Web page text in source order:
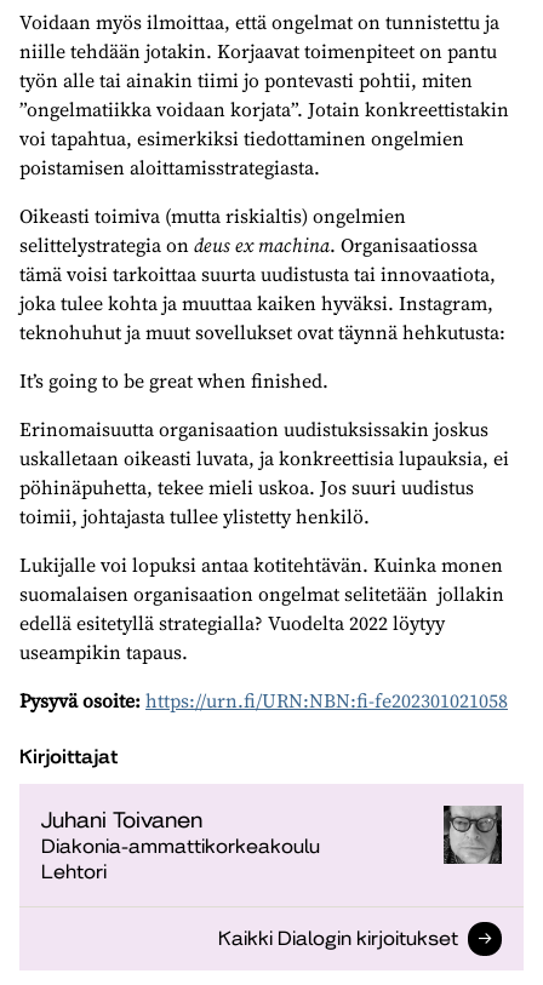
Voidaan myös ilmoittaa, että ongelmat on tunnistettu ja
niille tehdään jotakin. Korjaavat toimenpiteet on pantu
työn alle tai ainakin tiimi jo pontevasti pohtii, miten
”ongelmatiikka voidaan korjata”. Jotain konkreettistakin
voi tapahtua, esimerkiksi tiedottaminen ongelmien
poistamisen aloittamisstrategiasta.
Oikeasti toimiva (mutta riskialtis) ongelmien
selittelystrategia ondeus exmachina. Organisaatiossa
tämä voisi tarkoittaa suurta uudistusta tai innovaatiota,
joka tulee kohta ja muuttaa kaiken hyväksi. Instagram,
teknohuhut ja muut sovellukset ovat täynnä hehkutusta:
It’s going to be great when finished.
Erinomaisuutta organisaation uudistuksissakin joskus
uskalletaan oikeasti luvata, ja konkreettisia lupauksia, ei
pöhinäpuhetta, tekee mieli uskoa. Jos suuri uudistus
toimii, johtajasta tullee ylistetty henkilö.
Lukijalle voi lopuksi antaa kotitehtävän. Kuinka monen
suomalaisen organisaation ongelmat selitetään jollakin
edellä esitetyllä strategialla? Vuodelta 2022 löytyy
useampikin tapaus.
Pysyvä osoite:https://urn.fi/URN:NBN:fi-fe202301021058
Kirjoittajat
Juhani Toivanen
Diakonia-ammattikorkeakoulu
Lehtori
Kaikki Dialogin kirjoitukset